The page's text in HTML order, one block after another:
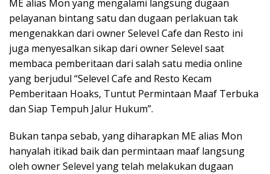
ME alias Mon yang mengalami langsung dugaan
pelayanan bintang satu dan dugaan perlakuan tak
mengenakkan dari owner Selevel Cafe dan Resto ini
juga menyesalkan sikap dari owner Selevel saat
membaca pemberitaan dari salah satu media online
yang berjudul “Selevel Cafe and Resto Kecam
Pemberitaan Hoaks, Tuntut Permintaan Maaf Terbuka
dan Siap Tempuh Jalur Hukum”.
Bukan tanpa sebab, yang diharapkan ME alias Mon
hanyalah itikad baik dan permintaan maaf langsung
oleh owner Selevel yang telah melakukan dugaan